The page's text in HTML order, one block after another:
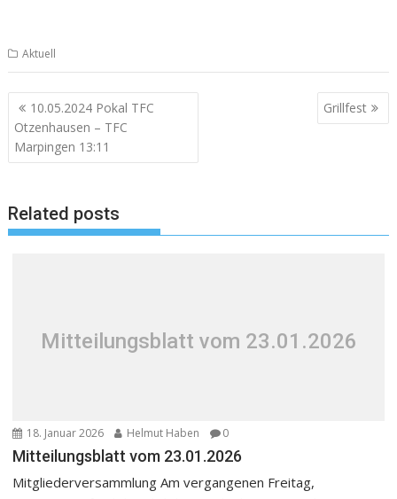
Aktuell
Beitragsnavigation
10.05.2024 Pokal TFC
Otzenhausen – TFC
Marpingen 13:11
Grillfest
Related posts
Mitteilungsblatt vom 23.01.2026
18. Januar 2026 Helmut Haben 0
Mitteilungsblatt vom 23.01.2026
Mitgliederversammlung Am vergangenen Freitag,